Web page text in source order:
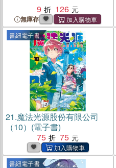
9 126
無庫存
書紐電子書
21.魔法光源股份有限公司
（10）(電子書)
75
75
書紐電子書